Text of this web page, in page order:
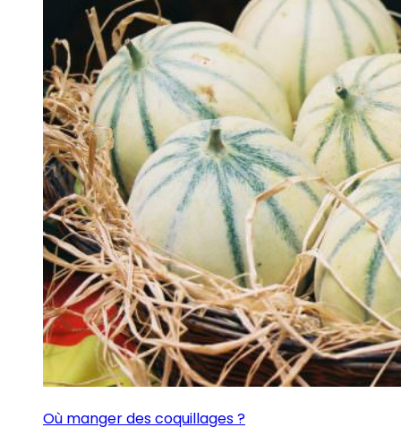
Où manger des coquillages ?